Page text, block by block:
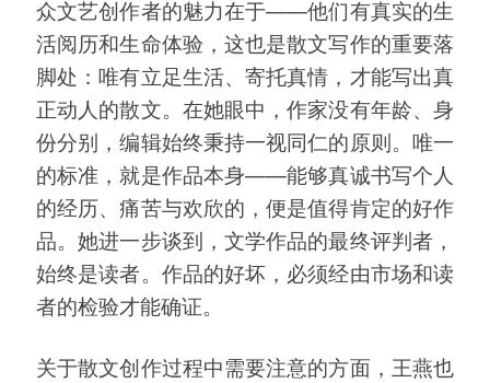
众文艺创作者的魅力在于——他们有真实的生
活阅历和生命体验，这也是散文写作的重要落
脚处：唯有立足生活、寄托真情，才能写出真
正动人的散文。在她眼中，作家没有年龄、身
份分别，编辑始终秉持一视同仁的原则。唯一
的标准，就是作品本身——能够真诚书写个人
的经历、痛苦与欢欣的，便是值得肯定的好作
品。她进一步谈到，文学作品的最终评判者，
始终是读者。作品的好坏，必须经由市场和读
者的检验才能确证。
关于散文创作过程中需要注意的方面，王燕也